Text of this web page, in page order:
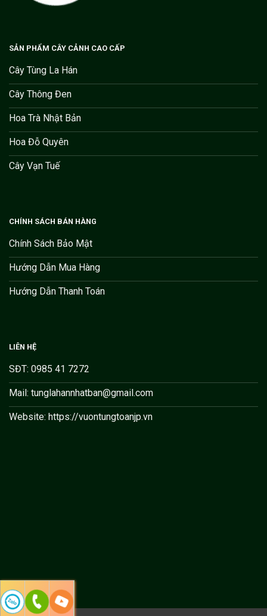
SẢN PHẨM CÂY CẢNH CAO CẤP
Cây Tùng La Hán
Cây Thông Đen
Hoa Trà Nhật Bản
Hoa Đỗ Quyên
Cây Vạn Tuế
CHÍNH SÁCH BÁN HÀNG
Chính Sách Bảo Mật
Hướng Dẫn Mua Hàng
Hướng Dẫn Thanh Toán
LIÊN HỆ
SĐT: 0985 41 7272
Mail: tunglahannhatban@gmail.com
Website: https://vuontungtoanjp.vn